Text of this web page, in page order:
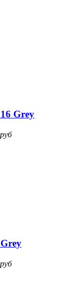
Grey
руб
руб